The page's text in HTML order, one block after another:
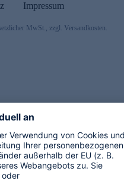
Impressum
MwSt., zzgl. Versandkosten.